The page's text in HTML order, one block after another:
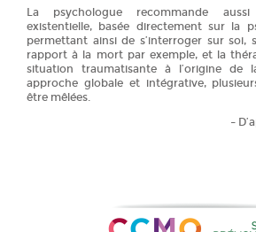
La psychologue recommande
existentielle, basée directement sur la
permettant ainsi de s’interroger sur soi,
rapport à la mort par exemple, et la
situation traumatisante à l’origine de
approche globale et intégrative,
être mêlées.
–